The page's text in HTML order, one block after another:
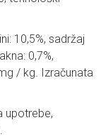
10,5%, sadržaj
0,7%,
/ kg. Izračunata
upotrebe,